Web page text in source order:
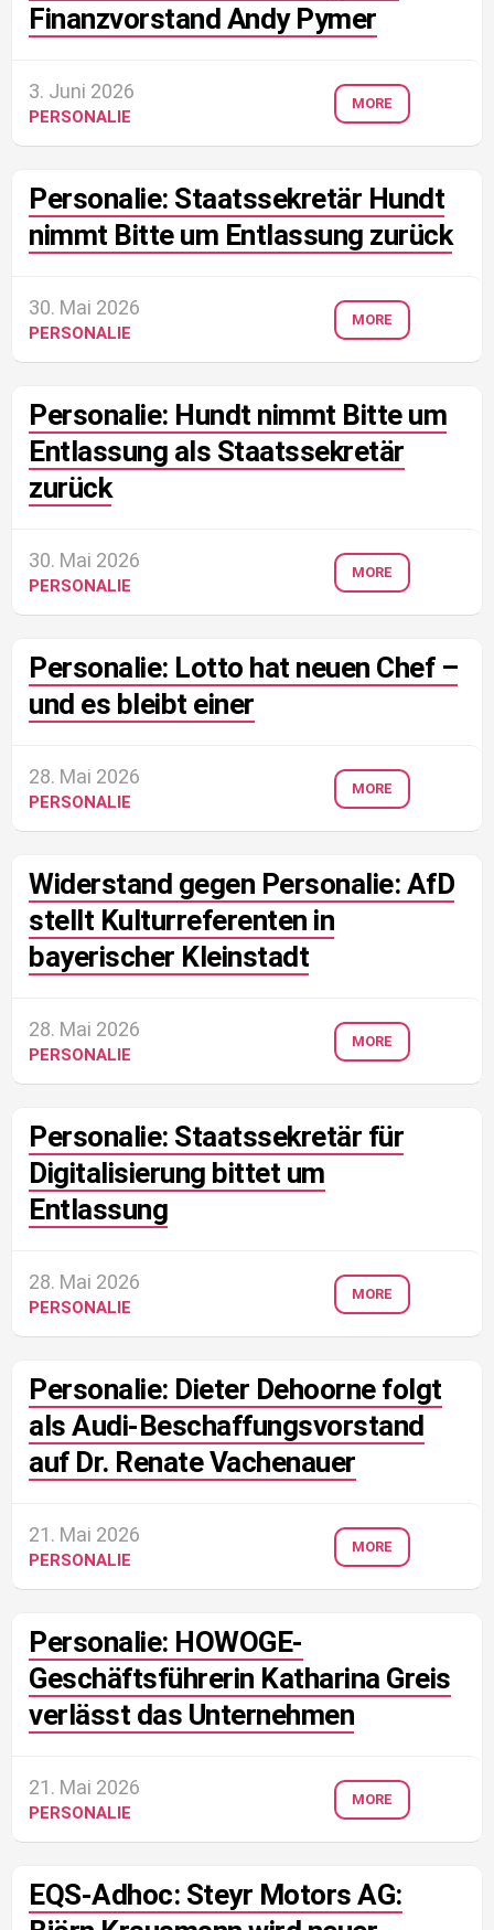
Finanzvorstand Andy Pymer
3. Juni 2026
PERSONALIE
MORE
Personalie: Staatssekretär Hundt
nimmt Bitte um Entlassung zurück
30. Mai 2026
PERSONALIE
MORE
Personalie: Hundt nimmt Bitte um
Entlassung als Staatssekretär
zurück
30. Mai 2026
PERSONALIE
MORE
Personalie: Lotto hat neuen Chef –
und es bleibt einer
28. Mai 2026
PERSONALIE
MORE
Widerstand gegen Personalie: AfD
stellt Kulturreferenten in
bayerischer Kleinstadt
28. Mai 2026
PERSONALIE
MORE
Personalie: Staatssekretär für
Digitalisierung bittet um
Entlassung
28. Mai 2026
PERSONALIE
MORE
Personalie: Dieter Dehoorne folgt
als Audi-Beschaffungsvorstand
auf Dr. Renate Vachenauer
21. Mai 2026
PERSONALIE
MORE
Personalie: HOWOGE-
Geschäftsführerin Katharina Greis
verlässt das Unternehmen
21. Mai 2026
PERSONALIE
MORE
EQS-Adhoc: Steyr Motors AG: